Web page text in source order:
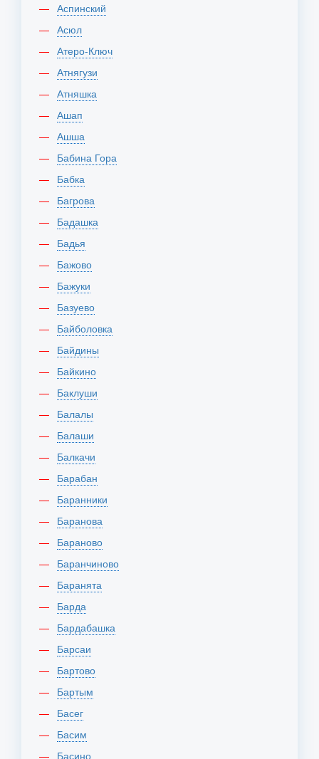
Аспинский
Асюл
Атеро-Ключ
Атнягузи
Атняшка
Ашап
Ашша
Бабина Гора
Бабка
Багрова
Бадашка
Бадья
Бажово
Бажуки
Базуево
Байболовка
Байдины
Байкино
Баклуши
Балалы
Балаши
Балкачи
Барабан
Баранники
Баранова
Бараново
Баранчиново
Баранята
Барда
Бардабашка
Барсаи
Бартово
Бартым
Басег
Басим
Басино